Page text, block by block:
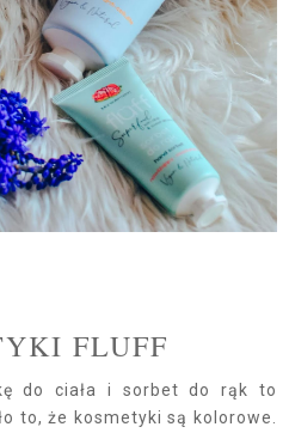
FLUFF
do ciała i sorbet do rąk to
to, że kosmetyki są kolorowe.